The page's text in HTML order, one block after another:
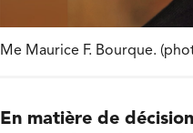
Me Maurice F. Bourque.
En matière de